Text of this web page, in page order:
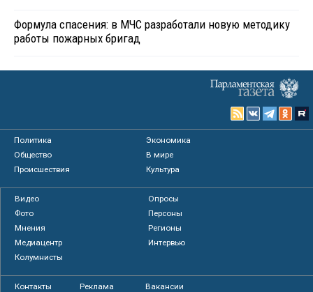
Формула спасения: в МЧС разработали новую методику
работы пожарных бригад
Политика
Экономика
Общество
В мире
Происшествия
Культура
Видео
Опросы
Фото
Персоны
Мнения
Регионы
Медиацентр
Интервью
Колумнисты
Контакты Реклама Вакансии